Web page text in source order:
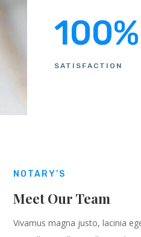
100%
SATISFACTION
NOTARY’S
Meet Our Team
Vivamus magna justo, lacinia